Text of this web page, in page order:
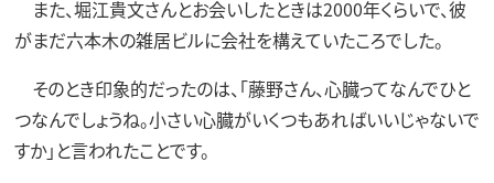
また、堀江貴文さんとお会いしたときは2000年くらいで、彼
がまだ六本木の雑居ビルに会社を構えていたころでした。
そのとき印象的だったのは、「藤野さん、心臓ってなんでひと
つなんでしょうね。小さい心臓がいくつもあればいいじゃないで
すか」と言われたことです。